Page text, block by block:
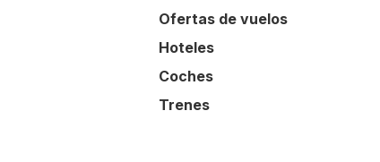
Ofertas de vuelos
Hoteles
Coches
Trenes